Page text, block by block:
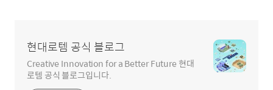
현대로템 공식 블로그
Creative Innovation for a Better Future 현대
로템 공식 블로그입니다.